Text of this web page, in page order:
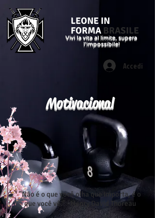
LEONE IN
FORMA BRASILE
Vivi la vita al limite, supera
l'impossibile!
Accedi
Motivacional
"Não é o que você olha que importa, é o
que você vê." - Henry David Thoreau